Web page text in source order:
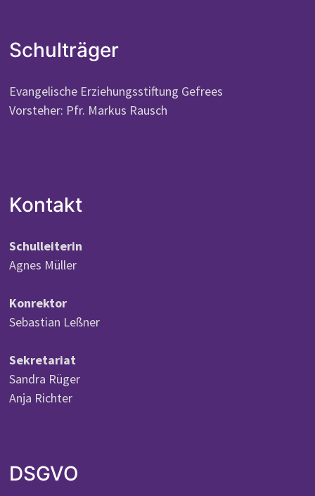
Schulträger
Evangelische Erziehungsstiftung Gefrees
Vorsteher: Pfr. Markus Rausch
Kontakt
Schulleiterin
Agnes Müller
Konrektor
Sebastian Leßner
Sekretariat
Sandra Rüger
Anja Richter
DSGVO